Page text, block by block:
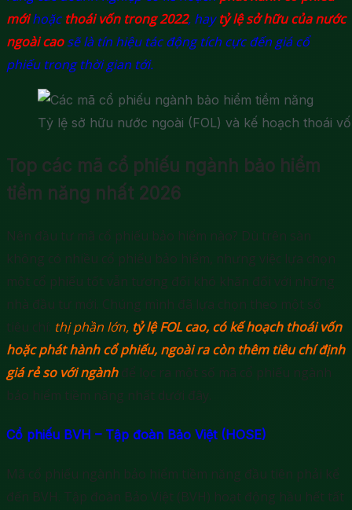
mớihoặc thoái vốn trong 2022, haytỷ lệ sở hữu của nước
ngoài caosẽ là tín hiệu tác động tích cực đến giá cổ
phiếu trong thời gian tới.
Tỷ lệ sở hữu nước ngoài (FOL) và kế hoạch thoái
Top các mã cổ phiếu ngành bảo hiểm
tiềm năng nhất 2026
Nên đầu tư mã cổ phiếu bảo hiểm nào? Dù trên sàn
không có nhiều cổ phiếu bảo hiểm, nhưng việc lựa chọn
một cổ phiếu tốt vẫn tương đối khó khăn đối với những
nhà đầu tư mới. Chúng mình đã lựa chọn theo một số
tiêu chí: thị phần lớn, tỷ lệ FOL cao, có kế hoạch thoái vốn
hoặc phát hành cổ phiếu, ngoài ra còn thêm tiêu chí định
giá rẻ so với ngànhđể lọc ra một số mã cổ phiếu ngành
bảo hiểm tiềm năng nhất dưới đây.
Cổ phiếu BVH – Tập đoàn Bảo Việt (HOSE)
Mã cổ phiếu ngành bảo hiểm tiềm năng đầu tiên phải kể
đến BVH. Tập đoàn Bảo Việt (BVH) hoạt động hầu hết tất